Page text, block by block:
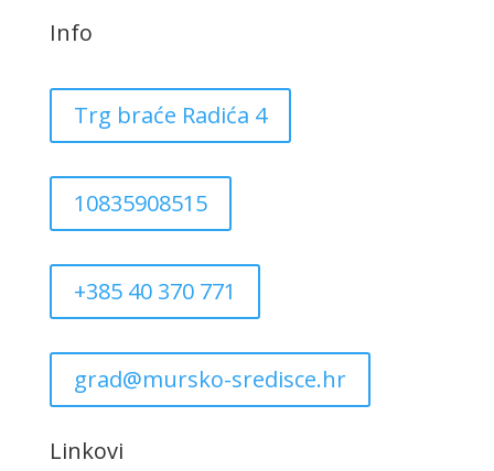
Info
Trg braće Radića 4
10835908515
+385 40 370 771
grad@mursko-sredisce.hr
Linkovi